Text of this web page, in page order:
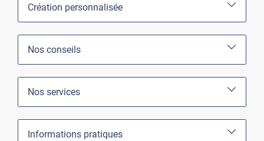
Création personnalisée
Nos conseils
Nos services
Informations pratiques